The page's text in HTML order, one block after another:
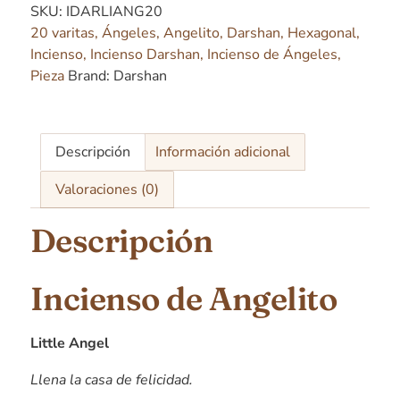
SKU: IDARLIANG20
20 varitas, Ángeles, Angelito, Darshan, Hexagonal,
Incienso, Incienso Darshan, Incienso de Ángeles,
Pieza Brand: Darshan
Descripción
Información adicional
Valoraciones (0)
Descripción
Incienso de Angelito
Little Angel
Llena la casa de felicidad.